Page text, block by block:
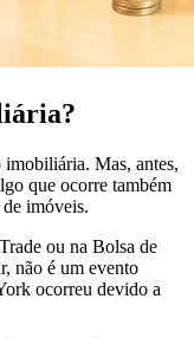
imobiliária. Mas, antes,
que ocorre também
de imóveis.
ou na Bolsa de
não é um evento
ocorreu devido a